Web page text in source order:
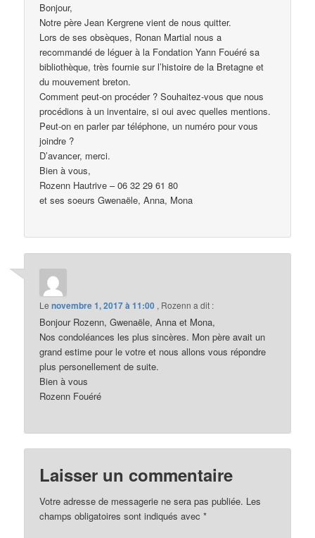
Bonjour,
Notre père Jean Kergrene vient de nous quitter.
Lors de ses obsèques, Ronan Martial nous a
recommandé de léguer à la Fondation Yann Fouéré sa
bibliothèque, très fournie sur l’histoire de la Bretagne et
du mouvement breton.
Comment peut-on procéder ? Souhaitez-vous que nous
procédions à un inventaire, si oui avec quelles mentions.
Peut-on en parler par téléphone, un numéro pour vous
joindre ?
D’avancer, merci.
Bien à vous,
Rozenn Hautrive – 06 32 29 61 80
et ses soeurs Gwenaële, Anna, Mona
Lenovembre 1, 2017 à 11:00 , Rozenn a dit :
Bonjour Rozenn, Gwenaële, Anna et Mona,
Nos condoléances les plus sincères. Mon père avait un
grand estime pour le votre et nous allons vous répondre
plus personellement de suite.
Bien à vous
Rozenn Fouéré
Laisser un commentaire
Votre adresse de messagerie ne sera pas publiée. Les
champs obligatoires sont indiqués avec*